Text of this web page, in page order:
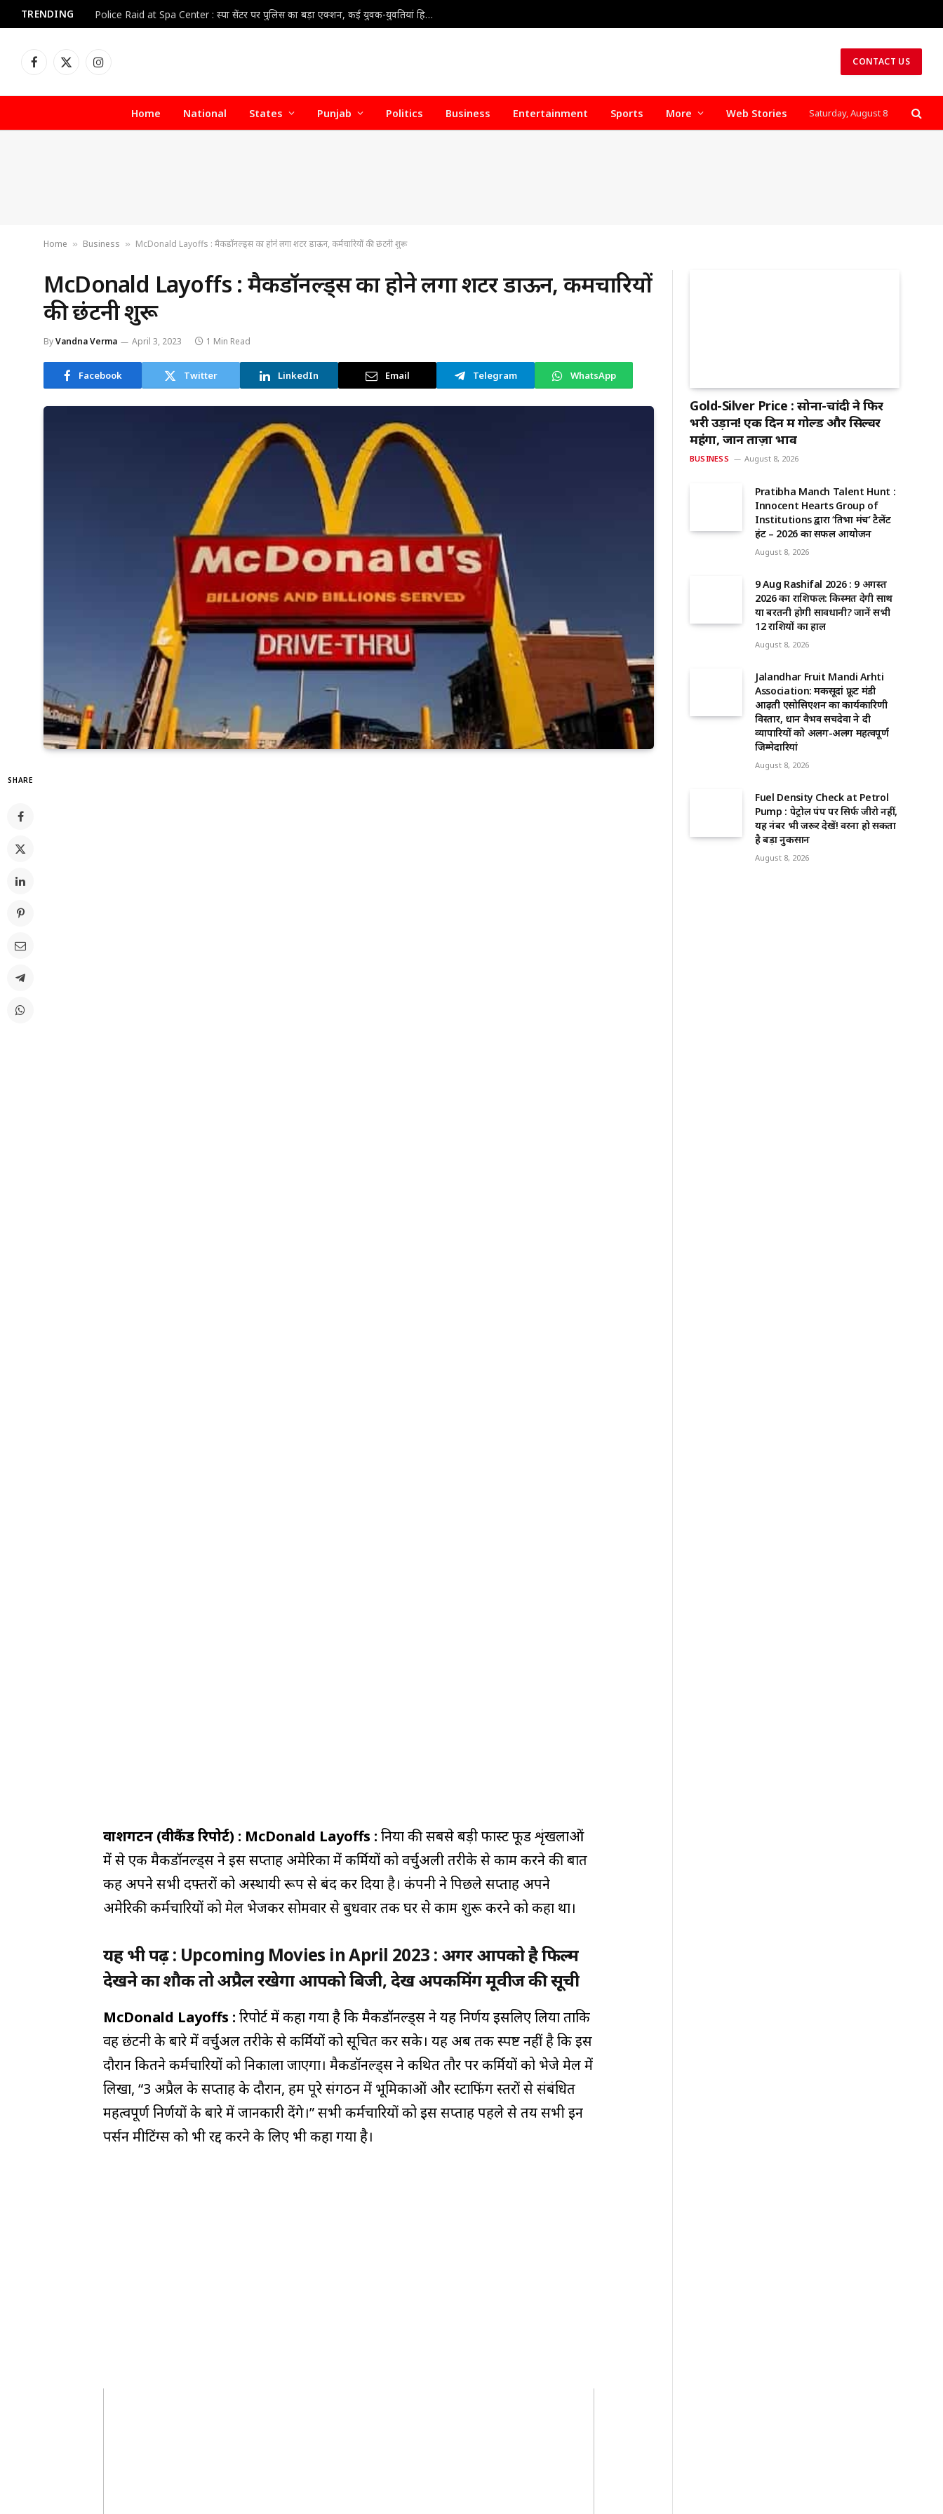
TRENDING Gold-Silver Price : सोना-चांदी ने फिर भरी उड़ान! एक दिन में गोल्ड और सिल्वर महंगा, जानें ताज़ा भाव
Facebook
X
Instagram CONTACT US
Home National States Punjab Politics Business Entertainment Sports More Web Stories Saturday, August 8
Home » Business » McDonald Layoffs : मैकडॉनल्ड्स का होने लगा शटर डाऊन, कर्मचारियों की छंटनी शुरू
McDonald Layoffs : मैकडॉनल्ड्स का होने लगा शटर डाऊन, कर्मचारियों
की छंटनी शुरू
ByVandna Verma April 3, 2023 1 Min Read
Facebook Twitter LinkedIn Email Telegram WhatsApp
SHARE
वाशिंगटन (वीकैंड रिपोर्ट) : McDonald Layoffs : दुनिया की सबसे बड़ी फास्ट फूड शृंखलाओं
में से एक मैकडॉनल्ड्स ने इस सप्ताह अमेरिका में कर्मियों को वर्चुअली तरीके से काम करने की बात
कह अपने सभी दफ्तरों को अस्थायी रूप से बंद कर दिया है। कंपनी ने पिछले सप्ताह अपने
अमेरिकी कर्मचारियों को मेल भेजकर सोमवार से बुधवार तक घर से काम शुरू करने को कहा था।
यह भी पढ़ें : Upcoming Movies in April 2023 : अगर आपको है फिल्में
देखने का शाैक तो अप्रैल रखेगा आपको बिजी, देखें अपकमिंग मूवीज की सूची
McDonald Layoffs : रिपोर्ट में कहा गया है कि मैकडॉनल्ड्स ने यह निर्णय इसलिए लिया ताकि
वह छंटनी के बारे में वर्चुअल तरीके से कर्मियों को सूचित कर सके। यह अब तक स्पष्ट नहीं है कि इस
दौरान कितने कर्मचारियों को निकाला जाएगा। मैकडॉनल्ड्स ने कथित तौर पर कर्मियों को भेजे मेल में
लिखा, “3 अप्रैल के सप्ताह के दौरान, हम पूरे संगठन में भूमिकाओं और स्टाफिंग स्तरों से संबंधित
महत्वपूर्ण निर्णयों के बारे में जानकारी देंगे।” सभी कर्मचारियों को इस सप्ताह पहले से तय सभी इन
पर्सन मीटिंग्स को भी रद्द करने के लिए भी कहा गया है।
Gold-Silver Price : सोना-चांदी ने फिर
भरी उड़ान! एक दिन में गोल्ड और सिल्वर
महंगा, जानें ताज़ा भाव
BUSINESS August 8, 2026
Pratibha Manch Talent Hunt :
Innocent Hearts Group of
Institutions द्वारा ‘प्रतिभा मंच’ टैलेंट
हंट – 2026 का सफल आयोजन
August 8, 2026
9 Aug Rashifal 2026 : 9 अगस्त
2026 का राशिफल: किस्मत देगी साथ
या बरतनी होगी सावधानी? जानें सभी
12 राशियों का हाल
August 8, 2026
Jalandhar Fruit Mandi Arhti
Association: मकसूदां फ्रूट मंडी
आढ़ती एसोसिएशन का कार्यकारिणी
विस्तार, प्रधान वैभव सचदेवा ने दी
व्यापारियों को अलग-अलग महत्वपूर्ण
जिम्मेदारियां
August 8, 2026
Fuel Density Check at Petrol
Pump : पेट्रोल पंप पर सिर्फ जीरो नहीं,
यह नंबर भी जरूर देखें! वरना हो सकता
है बड़ा नुकसान
August 8, 2026